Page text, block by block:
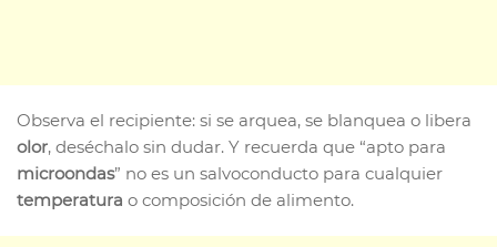
Observa el recipiente: si se arquea, se blanquea o libera
olor, deséchalo sin dudar. Y recuerda que “apto para
microondas” no es un salvoconducto para cualquier
temperatura o composición de alimento.